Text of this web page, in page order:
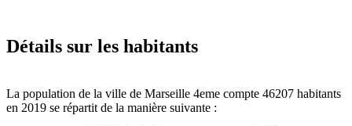
Détails sur les habitants
La population de la ville de Marseille 4eme compte 46207 habitants
en 2019 se répartit de la manière suivante :